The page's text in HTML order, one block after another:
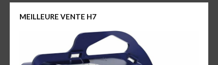
MEILLEURE VENTE H7